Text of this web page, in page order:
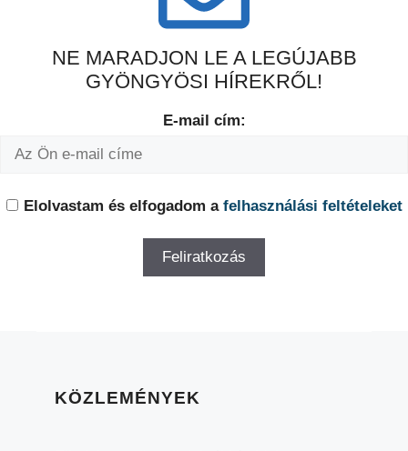
NE MARADJON LE A LEGÚJABB
GYÖNGYÖSI HÍREKRŐL!
E-mail cím:
Elolvastam és elfogadom a felhasználási feltételeket
KÖZLEMÉNYEK